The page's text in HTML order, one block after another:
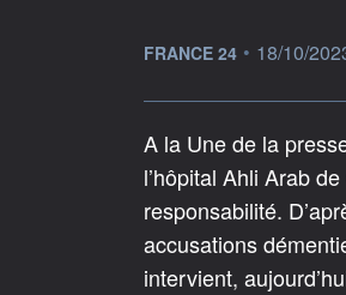
information fournie par
FRANCE 24 • 18/10/
A la Une de la
l’hôpital Ahli Arab
responsabilité.
accusations
intervient,